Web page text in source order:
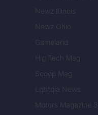
Newz Illinois
Newz Ohio
Gameland
Hig Tech Mag
Scoop Mag
Lgbtqia News
Motors Magazine